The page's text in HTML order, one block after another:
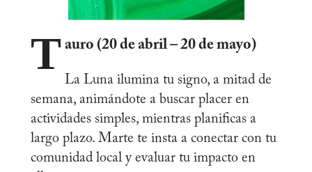
T auro (20 de abril – 20 de mayo)
La Luna ilumina tu signo, a mitad de
semana, animándote a buscar placer en
actividades simples, mientras planificas a
largo plazo. Marte te insta a conectar con tu
comunidad local y evaluar tu impacto en